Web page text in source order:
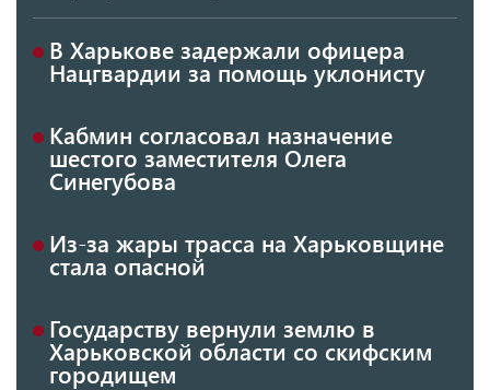
В Харькове задержали офицера
Нацгвардии за помощь уклонисту
Кабмин согласовал назначение
шестого заместителя Олега
Синегубова
Из-за жары трасса на Харьковщине
стала опасной
Государству вернули землю в
Харьковской области со скифским
городищем